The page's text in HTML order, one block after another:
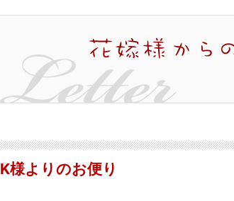
K様よりのお便り